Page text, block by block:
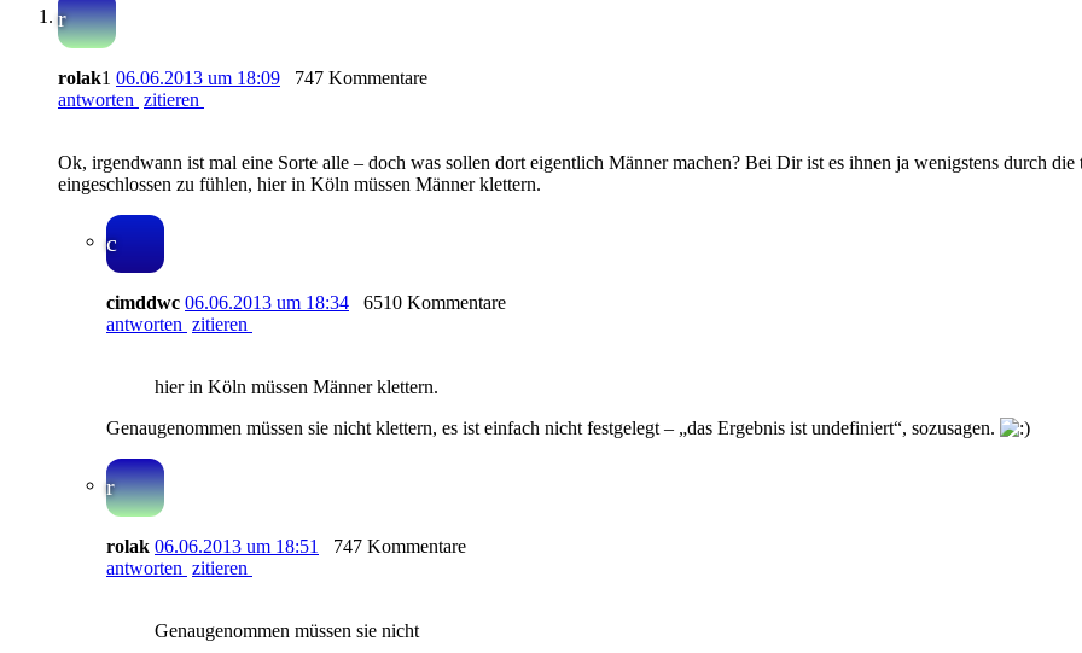
r
rolak1 06.06.2013 um 18:09
747 Kommentare
antworten zitieren
Ok, irgendwann ist mal eine Sorte alle – doch was sollen dort eigentlich Männer machen? Bei Dir ist es ihnen ja wenigstens durch
eingeschlossen zu fühlen, hierin Köln müssen Männer klettern.
c
cimddwc 06.06.2013 um 18:34
6510 Kommentare
antworten zitieren
hier in Köln müssen Männer klettern.
Genaugenommen müssen sie nicht klettern, es ist einfach nicht festgelegt – „das Ergebnis ist undefiniert“, sozusagen.
r
rolak 06.06.2013 um 18:51
747 Kommentare
antworten zitieren
Genaugenommen müssen sie nicht